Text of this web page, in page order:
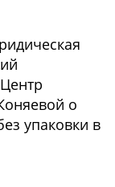
о
упаковки в